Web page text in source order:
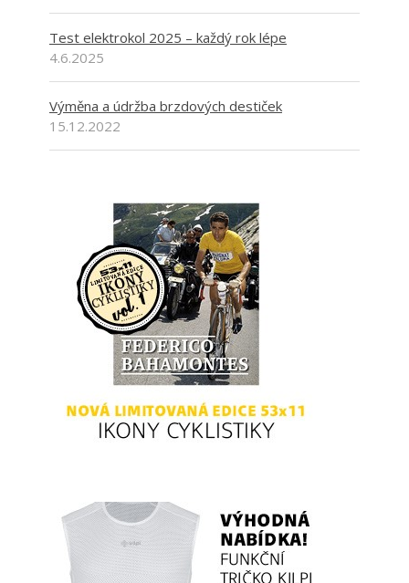
Test elektrokol 2025 – každý rok lépe
4.6.2025
Výměna a údržba brzdových destiček
15.12.2022